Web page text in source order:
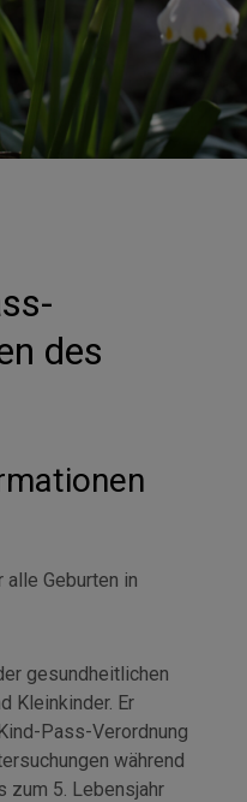
des
Geburten in
gesundheitlichen
Kleinkinder. Er
Pass-Verordnung
während
zum 5. Lebensjahr